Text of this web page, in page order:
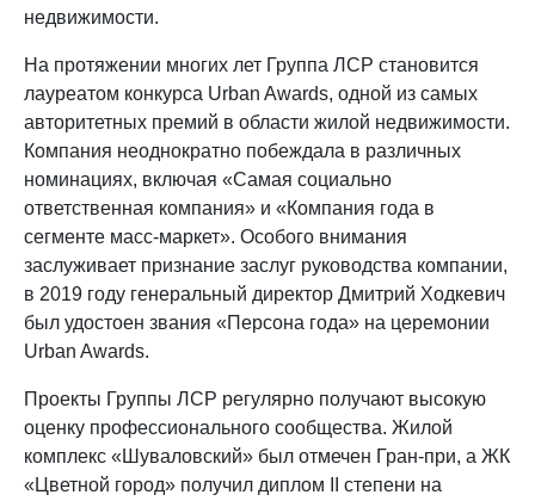
недвижимости.
На протяжении многих лет Группа ЛСР становится
лауреатом конкурса Urban Awards, одной из самых
авторитетных премий в области жилой недвижимости.
Компания неоднократно побеждала в различных
номинациях, включая «Самая социально
ответственная компания» и «Компания года в
сегменте масс-маркет». Особого внимания
заслуживает признание заслуг руководства компании,
в 2019 году генеральный директор Дмитрий Ходкевич
был удостоен звания «Персона года» на церемонии
Urban Awards.
Проекты Группы ЛСР регулярно получают высокую
оценку профессионального сообщества. Жилой
комплекс «Шуваловский» был отмечен Гран-при, а ЖК
«Цветной город» получил диплом II степени на